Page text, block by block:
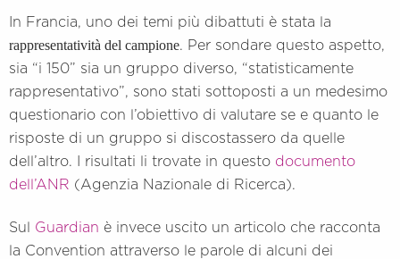
In Francia, uno dei temi più dibattuti è stata la
rappresentatività del campione. Per sondare questo aspetto,
sia “i 150” sia un gruppo diverso, “statisticamente
rappresentativo”, sono stati sottoposti a un medesimo
questionario con l’obiettivo di valutare se e quanto le
risposte di un gruppo si discostassero da quelle
dell’altro. I risultati li trovate in questo documento
dell’ANR (Agenzia Nazionale di Ricerca).
Sul Guardian è invece uscito un articolo che racconta
la Convention attraverso le parole di alcuni dei